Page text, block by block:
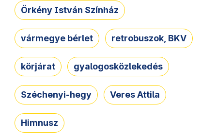
Örkény István Színház
vármegye bérlet retrobuszok, BKV
körjárat gyalogosközlekedés
Széchenyi-hegy Veres Attila
Himnusz